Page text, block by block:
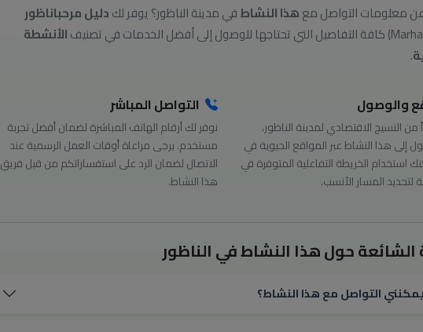
معلومات التواصل معهذا النشاطفي مدينة الناظور؟ يوفر لكدليل مرحباناظور
الأنشطة
.
والوصول
من النسيج الاقتصادي لمدينة الناظور،
إلى هذا النشاط عبر المواقع الحيوية في
استخدام الخريطة التفاعلية المتوفرة في
المسار الأنسب.
التواصل المباشر
نوفر لك أرقام الهاتف المباشرة لضمان أفضل تجربة
مستخدم. يرجى مراعاة أوقات العمل الرسمية عند
الاتصال لضمان الرد على استفساراتكم من قبل فريق
هذا النشاط.
الشائعة حول هذا النشاط في الناظور
التواصل مع هذا النشاط؟